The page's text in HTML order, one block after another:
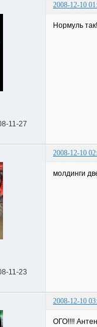
2008-12-10
11-27
Нормуль
2008-12-10
11-23
молдинги
2008-12-10
ОГО!!!!